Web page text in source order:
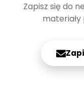
Zapisz się do